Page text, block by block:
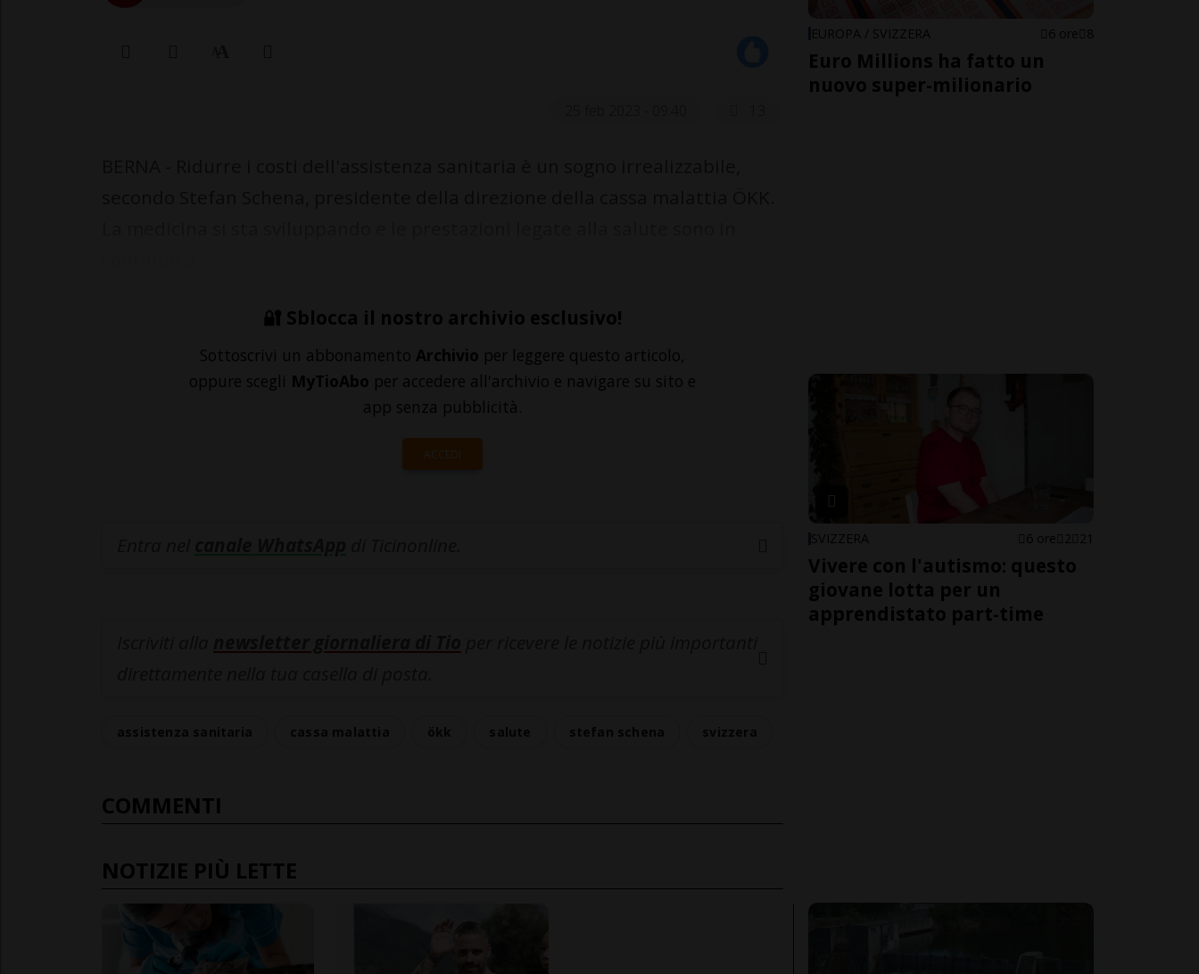
🔐 Sblocca il nostro archivio esclusivo!
Sottoscrivi un abbonamento Archivio per leggere questo articolo,
oppure scegli MyTioAbo per accedere all'archivio e navigare su sito e
app senza pubblicità.
ACCEDI
COMMENTI
NOTIZIE PIÙ LETTE
EUROPA / SVIZZERA 6 ore 8
Euro Millions ha fatto un
nuovo super-milionario
SVIZZERA 6 ore 2 21
Vivere con l'autismo: questo
giovane lotta per un
apprendistato part-time